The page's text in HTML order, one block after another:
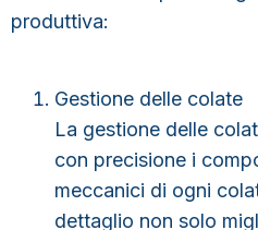
produttiva:
Gestione delle colate
La gestione delle
con precisione i
meccanici di ogni
dettaglio non solo